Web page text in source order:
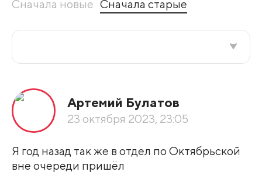
Сначала новые Сначала старые
По рейтингу
Артемий Булатов
23 октября 2023, 23:05
Я год назад так же в отдел по Октябрьской
вне очереди пришёл